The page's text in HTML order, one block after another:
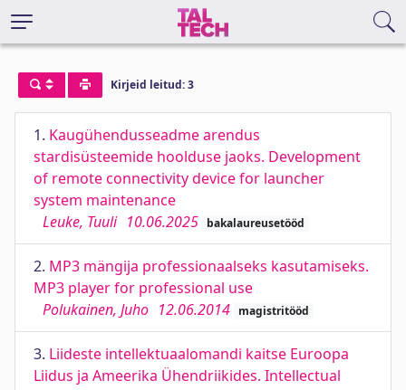
Kirjeid leitud: 3
1. Kaugühendusseadme arendus
stardisüsteemide hoolduse jaoks. Development
of remote connectivity device for launcher
system maintenance
Leuke, Tuuli 10.06.2025 bakalaureusetööd
2. MP3 mängija professionaalseks kasutamiseks.
MP3 player for professional use
Polukainen, Juho 12.06.2014 magistritööd
3. Liideste intellektuaalomandi kaitse Euroopa
Liidus ja Ameerika Ühendriikides. Intellectual